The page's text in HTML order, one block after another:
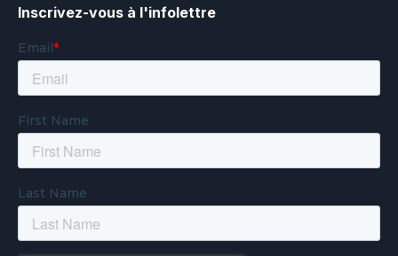
Inscrivez-vous à l'infolettre